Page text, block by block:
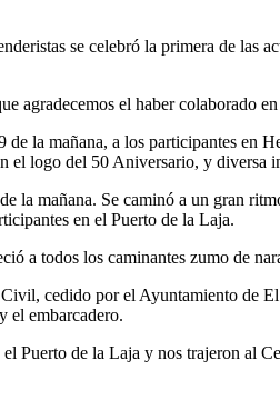
se celebró la primera de las
agradecemos el haber colaborado
de la mañana, a los participantes en
el logo del 50 Aniversario, y diversa
la mañana. Se caminó a un gran
en el Puerto de la Laja.
a todos los caminantes zumo de
cedido por el Ayuntamiento de
el embarcadero.
Puerto de la Laja y nos trajeron al